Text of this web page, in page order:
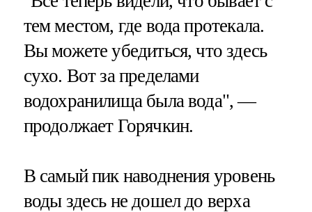
тем местом, где вода протекала.
Вы можете убедиться, что здесь
сухо. Вот за пределами
водохранилища была вода", —
продолжает Горячкин.
В самый пик наводнения уровень
воды здесь не дошел до верха